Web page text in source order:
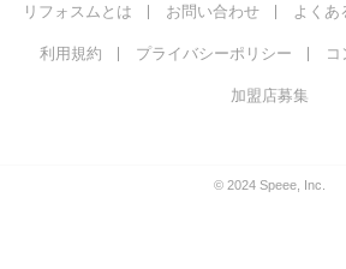
リフォスムとは お問い合わせ よくあ
利用規約 プライバシーポリシー コ
加盟店募集
© 2024 Speee, Inc.